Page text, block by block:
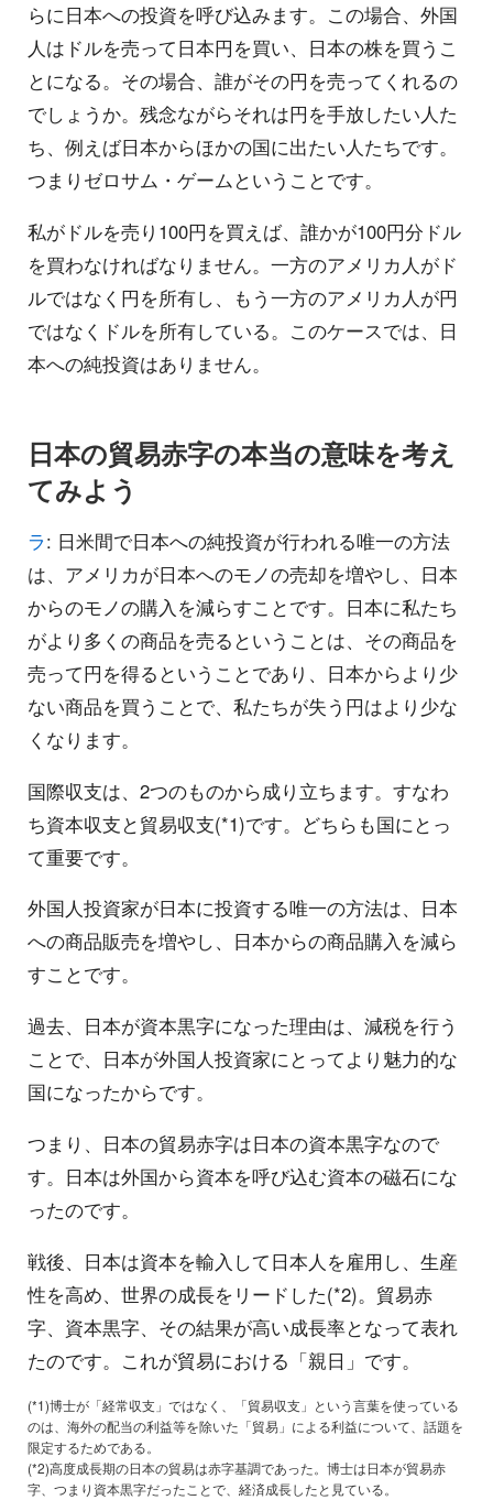
らに日本への投資を呼び込みます。この場合、外国
人はドルを売って日本円を買い、日本の株を買うこ
とになる。その場合、誰がその円を売ってくれるの
でしょうか。残念ながらそれは円を手放したい人た
ち、例えば日本からほかの国に出たい人たちです。
つまりゼロサム・ゲームということです。
私がドルを売り100円を買えば、誰かが100円分ドル
を買わなければなりません。一方のアメリカ人がド
ルではなく円を所有し、もう一方のアメリカ人が円
ではなくドルを所有している。このケースでは、日
本への純投資はありません。
日本の貿易赤字の本当の意味を考え
てみよう
ラ: 日米間で日本への純投資が行われる唯一の方法
は、アメリカが日本へのモノの売却を増やし、日本
からのモノの購入を減らすことです。日本に私たち
がより多くの商品を売るということは、その商品を
売って円を得るということであり、日本からより少
ない商品を買うことで、私たちが失う円はより少な
くなります。
国際収支は、2つのものから成り立ちます。すなわ
ち資本収支と貿易収支(*1)です。どちらも国にとっ
て重要です。
外国人投資家が日本に投資する唯一の方法は、日本
への商品販売を増やし、日本からの商品購入を減ら
すことです。
過去、日本が資本黒字になった理由は、減税を行う
ことで、日本が外国人投資家にとってより魅力的な
国になったからです。
つまり、日本の貿易赤字は日本の資本黒字なので
す。日本は外国から資本を呼び込む資本の磁石にな
ったのです。
戦後、日本は資本を輸入して日本人を雇用し、生産
性を高め、世界の成長をリードした(*2)。貿易赤
字、資本黒字、その結果が高い成長率となって表れ
たのです。これが貿易における「親日」です。
(*1)博士が「経常収支」ではなく、「貿易収支」という言葉を使っている
のは、海外の配当の利益等を除いた「貿易」による利益について、話題を
限定するためである。
(*2)高度成長期の日本の貿易は赤字基調であった。博士は日本が貿易赤
字、つまり資本黒字だったことで、経済成長したと見ている。